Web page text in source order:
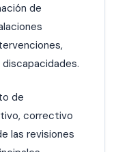
de
de
correctivo
las revisiones